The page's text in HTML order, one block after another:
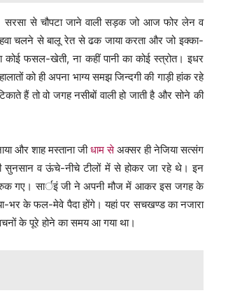
सरसा से चौपटा जाने वाली सड़क जो आज फोर लेन व
हवा चलने से बालू रेत से ढक जाया करता और जो इक्का-
कोई फसल-खेती, ना कहीं पानी का कोई स्त्रोत। इधर
को ही अपना भाग्य समझ जिन्दगी की गाड़ी हांक रहे
हैं तो वो जगह नसीबों वाली हो जाती है और सोने की
और शाह मस्ताना जीधाम सेअक्सर ही नेजिया सत्संग
सुनसान व ऊंचे-नीचे टीलों में से होकर जा रहे थे। इन
रुक गए। सार्इं जी ने अपनी मौज में आकर इस जगह के
भर के फल-मेवे पैदा होंगे। यहां पर सचखण्ड का नजारा
के पूरे होने का समय आ गया था।